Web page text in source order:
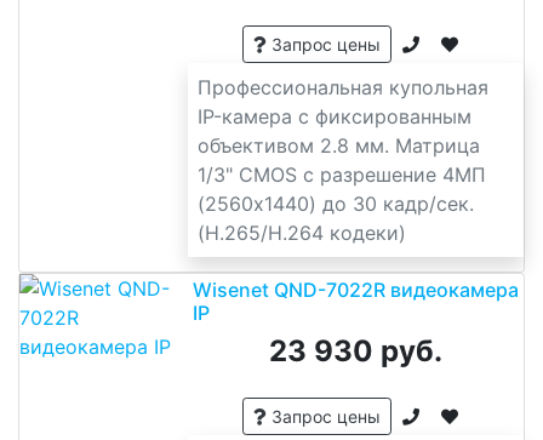
Запрос цены
Профессиональная купольная
IP-камера с фиксированным
объективом 2.8 мм. Матрица
1/3" CMOS с разрешение 4МП
(2560x1440) до 30 кадр/сек.
(H.265/H.264 кодеки)
Wisenet QND-7022R видеокамера
IP
23 930 руб.
Запрос цены